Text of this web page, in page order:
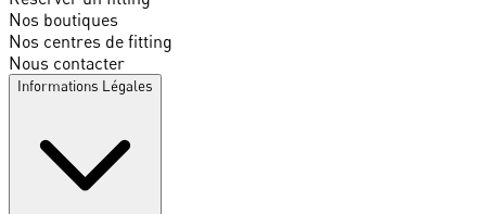
Nos boutiques
Nos centres de fitting
Nous contacter
Informations Légales